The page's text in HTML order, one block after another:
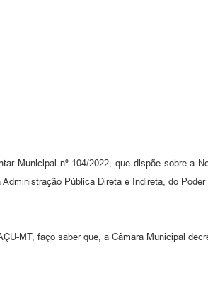
Municipal nº 104/2022, que dispõe sobre a
Pública Direta e Indireta, do
MT, faço saber que, a Câmara Municipal